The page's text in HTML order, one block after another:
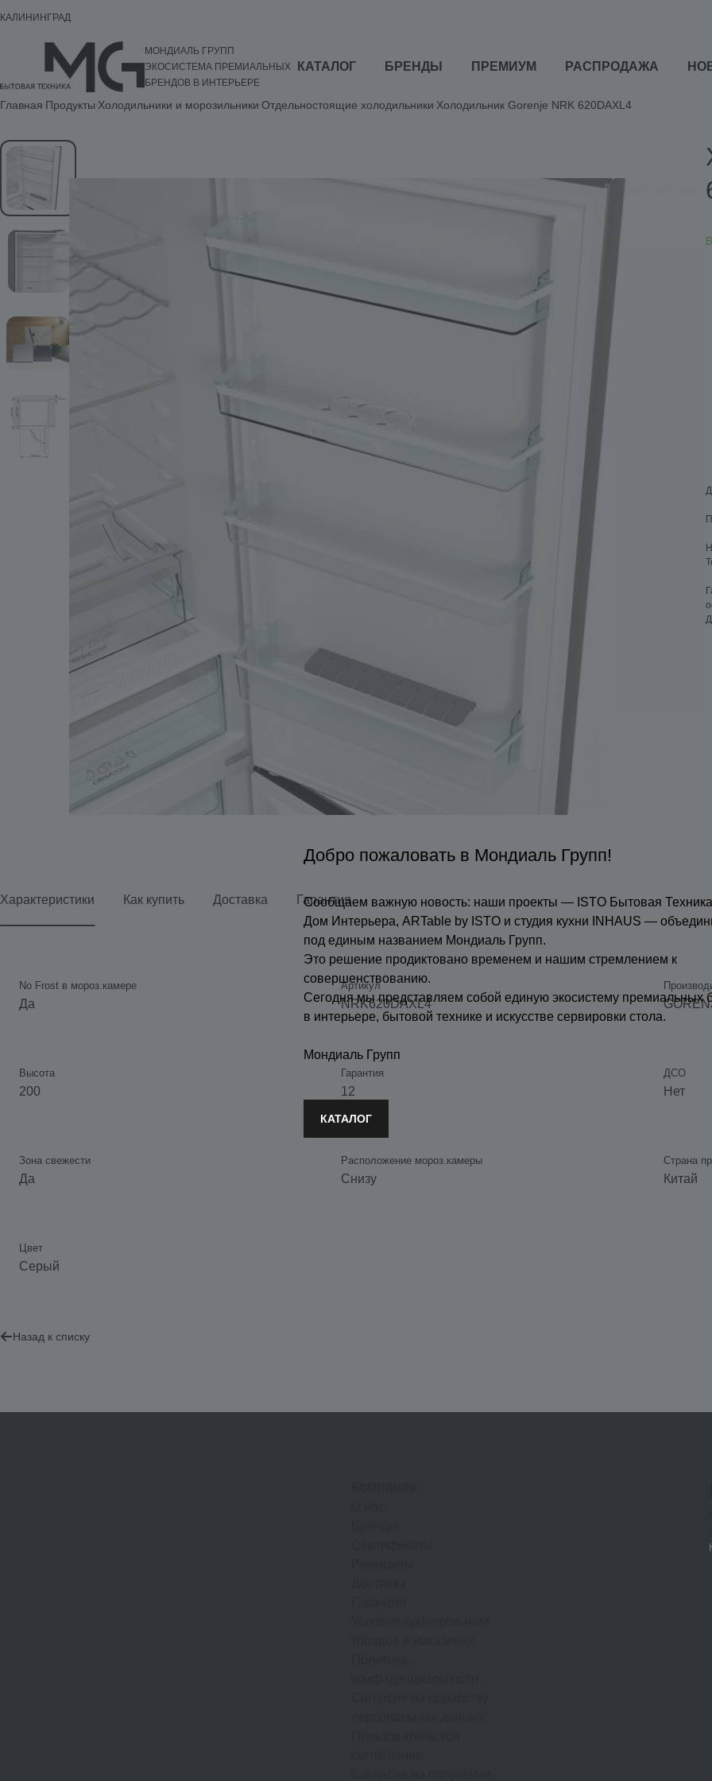
КАЛИНИНГРАД
МОНДИАЛЬ ГРУПП
ЭКОСИСТЕМА ПРЕМИАЛЬНЫХ
БРЕНДОВ В ИНТЕРЬЕРЕ
КАТАЛОГ БРЕНДЫ ПРЕМИУМ РАСПРОДАЖА
Главная Продукты Холодильники и морозильники Отдельностоящие холодильники Холодильник Gorenje NRK 620DAXL4
Характеристики Как купить Доставка Гарантия
No Frost в мороз.камере
Да
Артикул
NRK620DAXL4
Высота
200
Гарантия
12
ДСО
Нет
Зона свежести
Да
Расположение мороз.камеры
Снизу
Страна
Китай
Цвет
Серый
Назад к списку
Добро пожаловать в Мондиаль Групп!
Сообщаем важную новость: наши проекты — ISTO Бытовая
Дом Интерьера, ARTable by ISTO и студия кухни INHAUS —
под единым названием Мондиаль Групп.
Это решение продиктовано временем и нашим стремлением к
совершенствованию.
Сегодня мы представляем собой единую экосистему премиальных
в интерьере, бытовой технике и искусстве сервировки стола.
Мондиаль Групп
КАТАЛОГ